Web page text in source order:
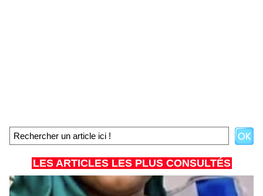
LES ARTICLES LES PLUS CONSULTÉS